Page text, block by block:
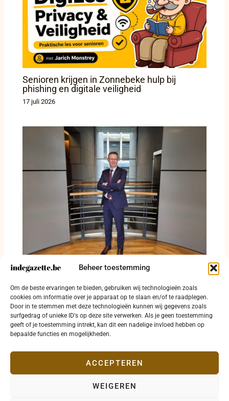
Beheer toestemming
Om de beste ervaringen te bieden, gebruiken wij technologieën zoals
cookies om informatie over je apparaat op te slaan en/of te raadplegen.
Door in te stemmen met deze technologieën kunnen wij gegevens zoals
surfgedrag of unieke ID's op deze site verwerken. Als je geen toestemming
geeft of je toestemming intrekt, kan dit een nadelige invloed hebben op
bepaalde functies en mogelijkheden.
ACCEPTEREN
WEIGEREN
Senioren krijgen in Zonnebeke hulp bij
phishing en digitale veiligheid
17 juli 2026
Kurt Himpe verbaast West-Vlaanderen met
dossierkennis van fietslicht tot
reddingsdrone
16 juli 2026